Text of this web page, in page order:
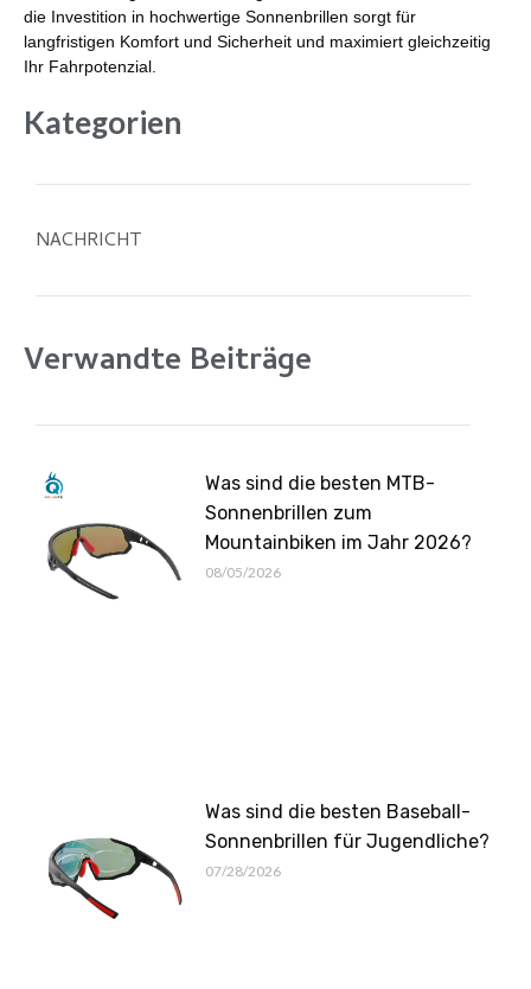
die Investition in hochwertige Sonnenbrillen sorgt für
langfristigen Komfort und Sicherheit und maximiert gleichzeitig
Ihr Fahrpotenzial.
Kategorien
NACHRICHT
Verwandte Beiträge
Was sind die besten MTB-
Sonnenbrillen zum
Mountainbiken im Jahr 2026?
08/05/2026
Was sind die besten Baseball-
Sonnenbrillen für Jugendliche?
07/28/2026